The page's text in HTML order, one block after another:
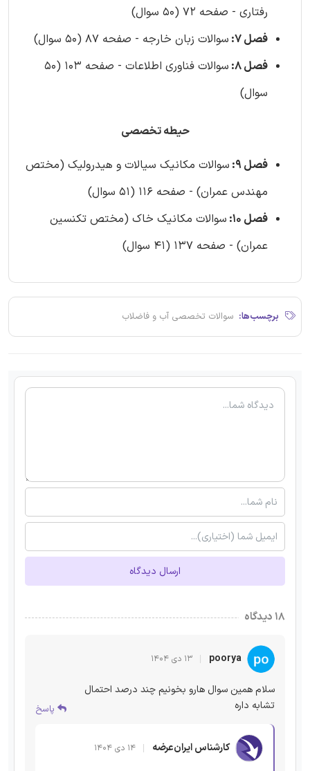
رفتاری - صفحه 72 (50 سوال)
فصل 7:
سوالات زبان خارجه - صفحه 87 (50 سوال)
فصل 8:
سوالات فناوری اطلاعات - صفحه 103 (50
سوال)
حیطه تخصصی
فصل 9:
سوالات مکانیک سیالات و هیدرولیک (مختص
مهندس عمران) - صفحه 116 (51 سوال)
فصل 10:
سوالات مکانیک خاک (مختص تکنسین
عمران) - صفحه 137 (41 سوال)
برچسب‌ها: سوالات تخصصی آب و فاضلاب
ارسال دیدگاه
۱۸ دیدگاه
poorya ۱۳ دی ۱۴۰۴
سلام همین سوال هارو بخونیم چند درصد احتمال
تشابه داره
پاسخ
کارشناس ایران‌عرضه ۱۴ دی ۱۴۰۴